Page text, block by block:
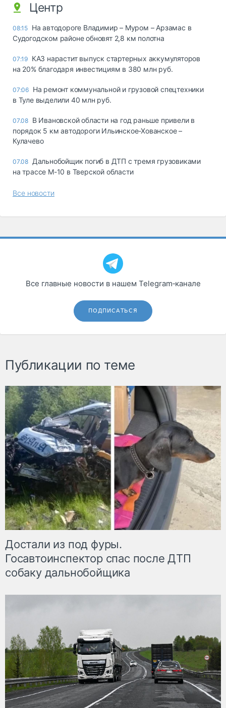
Центр
08:15 На автодороге Владимир – Муром – Арзамас в
Судогодском районе обновят 2,8 км полотна
07:19 КАЗ нарастит выпуск стартерных аккумуляторов
на 20% благодаря инвестициям в 380 млн руб.
07:06 На ремонт коммунальной и грузовой спецтехники
в Туле выделили 40 млн руб.
07.08 В Ивановской области на год раньше привели в
порядок 5 км автодороги Ильинское-Хованское –
Кулачево
07.08 Дальнобойщик погиб в ДТП с тремя грузовиками
на трассе М-10 в Тверской области
Все новости
Все главные новости в нашем Telegram‑канале
ПОДПИСАТЬСЯ
Публикации по теме
Достали из под фуры.
Госавтоинспектор спас после ДТП
собаку дальнобойщика